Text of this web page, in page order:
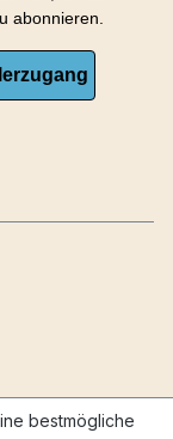
abonnieren.
bestmögliche